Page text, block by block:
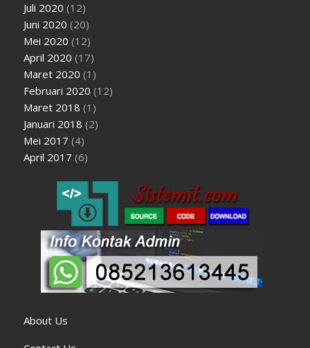
Juli 2020 (12)
Juni 2020 (20)
Mei 2020 (12)
April 2020 (17)
Maret 2020 (1)
Februari 2020 (12)
Maret 2018 (1)
Januari 2018 (2)
Mei 2017 (4)
April 2017 (6)
About Us